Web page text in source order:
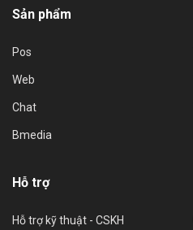
Sản phẩm
Pos
Web
Chat
Bmedia
Hỗ trợ
Hỗ trợ kỹ thuật - CSKH